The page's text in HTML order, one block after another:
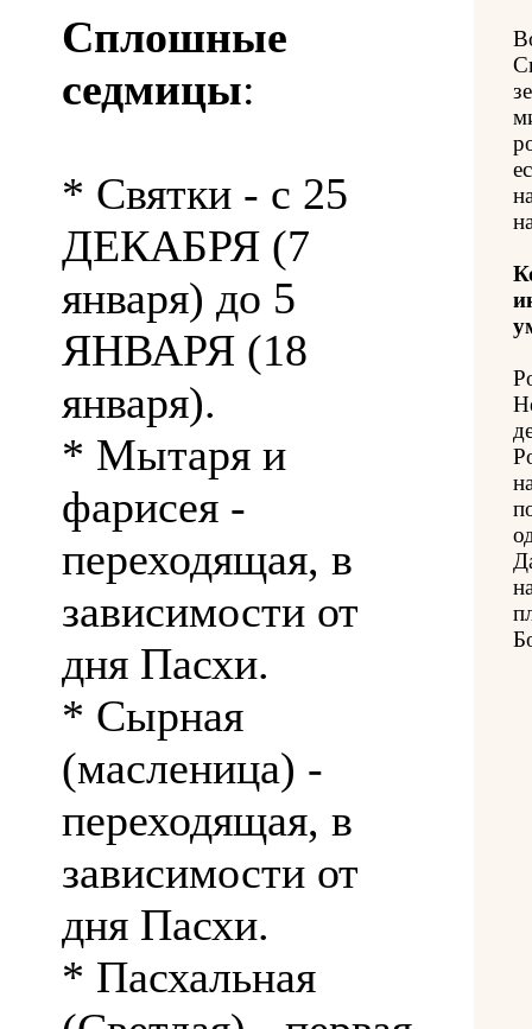
Сплошные
седмицы:
* Святки - с 25
ДЕКАБРЯ (7
января) до 5
ЯНВАРЯ (18
января).
* Мытаря и
фарисея -
переходящая, в
зависимости от
дня Пасхи.
* Сырная
(масленица) -
переходящая, в
зависимости от
дня Пасхи.
* Пасхальная